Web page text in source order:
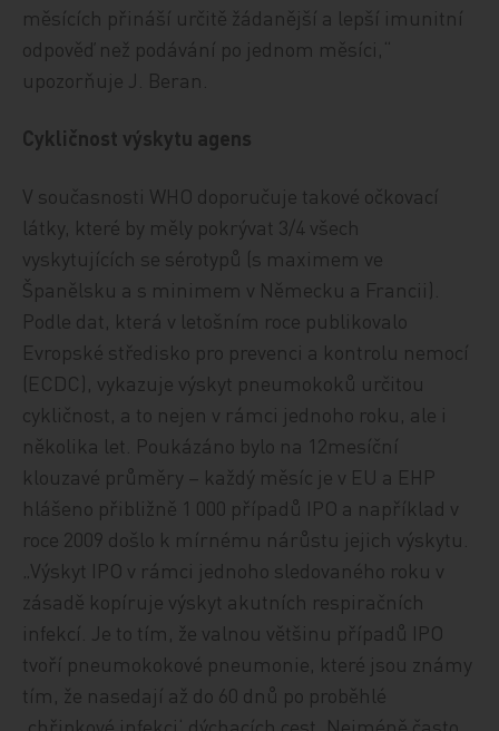
měsících přináší určitě žádanější a lepší imunitní
odpověď než podávání po jednom měsíci,“
upozorňuje J. Beran.
Cykličnost výskytu agens
V současnosti WHO doporučuje takové očkovací
látky, které by měly pokrývat 3/4 všech
vyskytujících se sérotypů (s maximem ve
Španělsku a s minimem v Německu a Francii).
Podle dat, která v letošním roce publikovalo
Evropské středisko pro prevenci a kontrolu nemocí
(ECDC), vykazuje výskyt pneumokoků určitou
cykličnost, a to nejen v rámci jednoho roku, ale i
několika let. Poukázáno bylo na 12mesíční
klouzavé průměry – každý měsíc je v EU a EHP
hlášeno přibližně 1 000 případů IPO a například v
roce 2009 došlo k mírnému nárůstu jejich výskytu.
„Výskyt IPO v rámci jednoho sledovaného roku v
zásadě kopíruje výskyt akutních respiračních
infekcí. Je to tím, že valnou většinu případů IPO
tvoří pneumokokové pneumonie, které jsou známy
tím, že nasedají až do 60 dnů po proběhlé